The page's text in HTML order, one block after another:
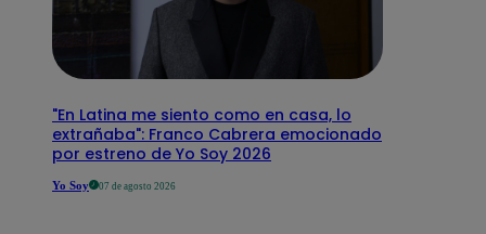
"En Latina me siento como en casa, lo
extrañaba": Franco Cabrera emocionado
por estreno de Yo Soy 2026
Yo Soy 07 de agosto 2026